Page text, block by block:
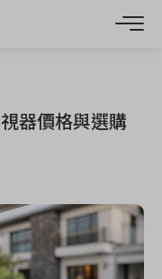
器價格與選購